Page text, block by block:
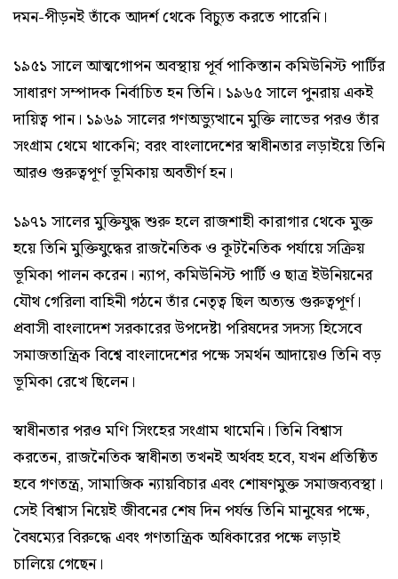
দমন-পীড়নই তাঁকে আদর্শ থেকে বিচ্যুত করতে পারেনি।
১৯৫১ সালে আত্মগোপন অবস্থায় পূর্ব পাকিস্তান কমিউনিস্ট পার্টির
সাধারণ সম্পাদক নির্বাচিত হন তিনি। ১৯৬৫ সালে পুনরায় একই
দায়িত্ব পান। ১৯৬৯ সালের গণঅভ্যুত্থানে মুক্তি লাভের পরও তাঁর
সংগ্রাম থেমে থাকেনি; বরং বাংলাদেশের স্বাধীনতার লড়াইয়ে তিনি
আরও গুরুত্বপূর্ণ ভূমিকায় অবতীর্ণ হন।
১৯৭১ সালের মুক্তিযুদ্ধ শুরু হলে রাজশাহী কারাগার থেকে মুক্ত
হয়ে তিনি মুক্তিযুদ্ধের রাজনৈতিক ও কূটনৈতিক পর্যায়ে সক্রিয়
ভূমিকা পালন করেন। ন্যাপ, কমিউনিস্ট পার্টি ও ছাত্র ইউনিয়নের
যৌথ গেরিলা বাহিনী গঠনে তাঁর নেতৃত্ব ছিল অত্যন্ত গুরুত্বপূর্ণ।
প্রবাসী বাংলাদেশ সরকারের উপদেষ্টা পরিষদের সদস্য হিসেবে
সমাজতান্ত্রিক বিশ্বে বাংলাদেশের পক্ষে সমর্থন আদায়েও তিনি বড়
ভূমিকা রেখে ছিলেন।
স্বাধীনতার পরও মণি সিংহের সংগ্রাম থামেনি। তিনি বিশ্বাস
করতেন, রাজনৈতিক স্বাধীনতা তখনই অর্থবহ হবে, যখন প্রতিষ্ঠিত
হবে গণতন্ত্র, সামাজিক ন্যায়বিচার এবং শোষণমুক্ত সমাজব্যবস্থা।
সেই বিশ্বাস নিয়েই জীবনের শেষ দিন পর্যন্ত তিনি মানুষের পক্ষে,
বৈষম্যের বিরুদ্ধে এবং গণতান্ত্রিক অধিকারের পক্ষে লড়াই
চালিয়ে গেছেন।